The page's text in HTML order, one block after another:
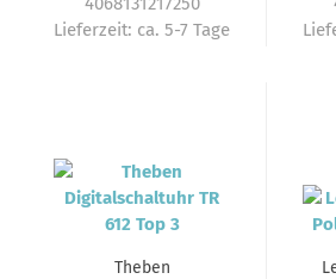
Lieferzeit: ca. 5-7 Tage
Theben